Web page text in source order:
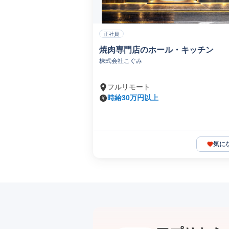
正社員
焼肉専門店のホール・キッチン
株式会社こぐみ
フルリモート
時給30万円以上
気に